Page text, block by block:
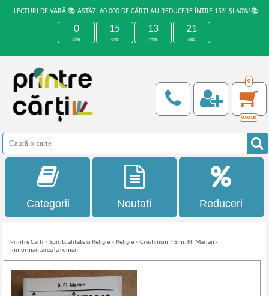
LECTURI DE VARĂ 📚 ASTĂZI 60.000 DE CĂRȚI AU REDUCERE ÎNTRE 15% ȘI 60%!📚
0
zile
15
ore
13
min
20
sec
0
0,00 Lei
Categorii Noutati Reduceri
Printre Carti »Spiritualitate si Religie » Religie »Crestinism »Sim. Fl. Marian -
Inmormantarea la romani